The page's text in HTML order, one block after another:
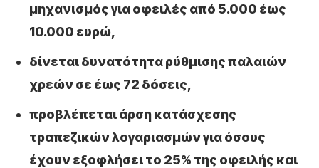
μηχανισμός για οφειλές από 5.000 έως
10.000 ευρώ,
δίνεται δυνατότητα ρύθμισης παλαιών
χρεών σε έως 72 δόσεις,
προβλέπεται άρση κατάσχεσης
τραπεζικών λογαριασμών για όσους
έχουν εξοφλήσει το 25% της οφειλής και